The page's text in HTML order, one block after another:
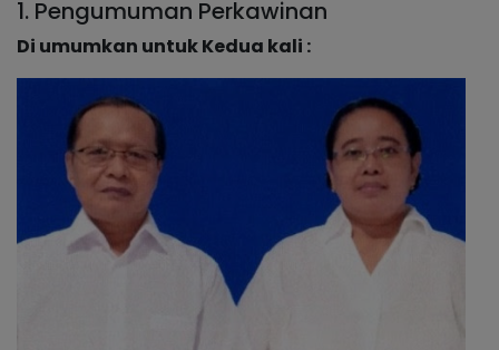
1. Pengumuman Perkawinan
Di umumkan untuk Kedua kali :